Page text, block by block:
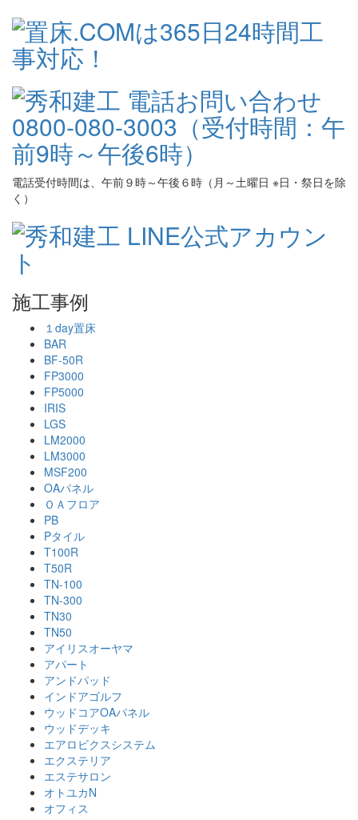
電話受付時間は、午前９時～午後６時（月～土曜日 ※日・祭日を除
く）
施工事例
１day置床
BAR
BF-50R
FP3000
FP5000
IRIS
LGS
LM2000
LM3000
MSF200
OAパネル
ＯＡフロア
PB
Pタイル
T100R
T50R
TN-100
TN-300
TN30
TN50
アイリスオーヤマ
アパート
アンドパッド
インドアゴルフ
ウッドコアOAパネル
ウッドデッキ
エアロビクスシステム
エクステリア
エステサロン
オトユカN
オフィス